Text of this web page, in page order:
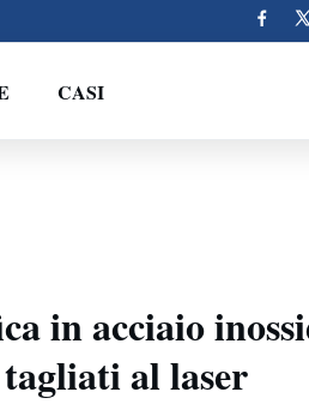
CASI
in acciaio
al laser